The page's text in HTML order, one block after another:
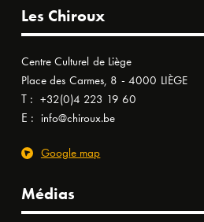
Les Chiroux
Centre Culturel de Liège
Place des Carmes, 8 - 4000 LIÈGE
T : +32(0)4 223 19 60
E : info@chiroux.be
Google map
Médias